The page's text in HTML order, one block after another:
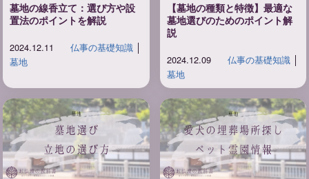
墓地の線香立て：選び方や設
置法のポイントを解説
2024.12.11 仏事の基礎知識│
墓地
【墓地の種類と特徴】最適な
墓地選びのためのポイント解
説
2024.12.09 仏事の基礎知識│
墓地